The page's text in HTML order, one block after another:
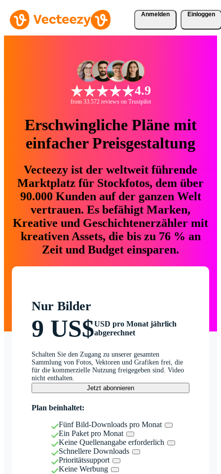
Anmelden Einloggen
4.9
from 33.572 reviews on Trustpilot
Erschwingliche Pläne mit
einfacher Preisgestaltung
Vecteezy ist der weltweit führende
Marktplatz für Stockfotos, dem über
90.000 Kunden auf der ganzen Welt
vertrauen. Es befähigt Marken,
Kreative und Geschichtenerzähler mit
kreativen Assets, die bis zu 76 % an
Zeit und Budget einsparen.
Nur Bilder
9 US$USD pro Monat jährlich
abgerechnet
Schalten Sie den Zugang zu unserer gesamten
Sammlung von Fotos, Vektoren und Grafiken frei, die
für die kommerzielle Nutzung freigegeben sind. Video
nicht enthalten.
Jetzt abonnieren
Plan beinhaltet:
Fünf Bild-Downloads pro Monat
Ein Paket pro Monat
Keine Quellenangabe erforderlich
Schnellere Downloads
Prioritätssupport
Keine Werbung